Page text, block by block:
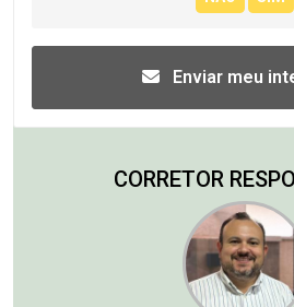
Enviar meu
CORRETOR